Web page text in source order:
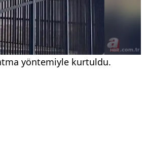
yöntemiyle kurtuldu.